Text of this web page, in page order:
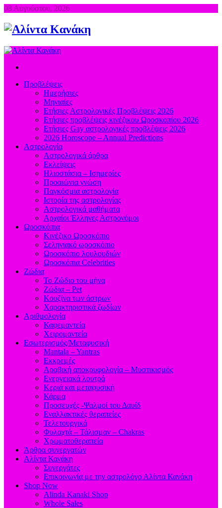
08 Αυγούστου, 2026
Προβλέψεις
Ημερήσιες
Μηνιαίες
Ετήσιες Αστρολογικές Προβλέψεις 2026
Ετήσιες προβλέψεις κινέζικου Ωροσκοπίου 2026
Ετήσιες Gay αστρολογικές προβλέψεις 2026
2026 Horoscope – Annual Predictions
Αστρολογία
Αστρολογικά άρθρα
Εκλείψεις
Ηλιοστάσια – Ισημερίες
Προαιώνια γνώση
Παγκόσμια αστρολογία
Ιστορία της αστρολογίας
Aστρολογικά μαθήματα
Aρχαίοι Έλληνες Αστρονόμοι
Ωροσκόπια
Κινέζικο Ωροσκόπιο
Σεληνιακό ωροσκόπιο
Ωροσκόπιο λουλουδιών
Ωροσκόπια Celebrities
Ζώδια
Το Ζώδιο του μήνα
Ζώδια – Pet
Κουζίνα των άστρων
Χαρακτηριστικά ζωδίων
Αριθμολογία
Καφεμαντεία
Χειρομαντεία
Εσωτερισμός/Μεταφυσική
Mantala – Yantras
Εκκρεμές
Αραβική αποκρυφολογία – Μυστικισμός
Ενεργειακά λουτρά
Κεριά και μεταφυσική
Κάρμα
Προσευχές -Ψαλμοί του Δαυίδ
Εναλλακτικές θεραπείες
Τελετουργικά
Φυλαχτά – Τάλισμαν – Chakras
Χρωματοθεραπεία
Άρθρα συνεργατών
Αλίντα Κανάκη
Συνεργάτες
Επικοινωνία με την αστρολόγο Αλίντα Κανάκη
Shop Now
Alinda Kanaki Shop
Whole Sales